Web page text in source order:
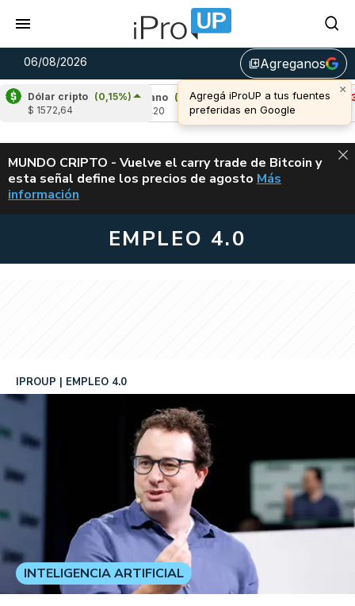
06/08/2026 library_addAgreganos
×
Agregá iProUP a tus fuentes
preferidas en Google
Dólar cripto (0,15%)
$ 1572,64
Cardano
(5,93%)
Avalanche (-
u$s 6,45
ALERTA
MUNDO CRIPTO - Vuelve el carry trade de Bitcoin y
esta señal define los precios de agosto VUELVE EL
Más
información
EMPLEO 4.0
IPROUP EMPLEO 4.0
INTELIGENCIA ARTIFICIAL